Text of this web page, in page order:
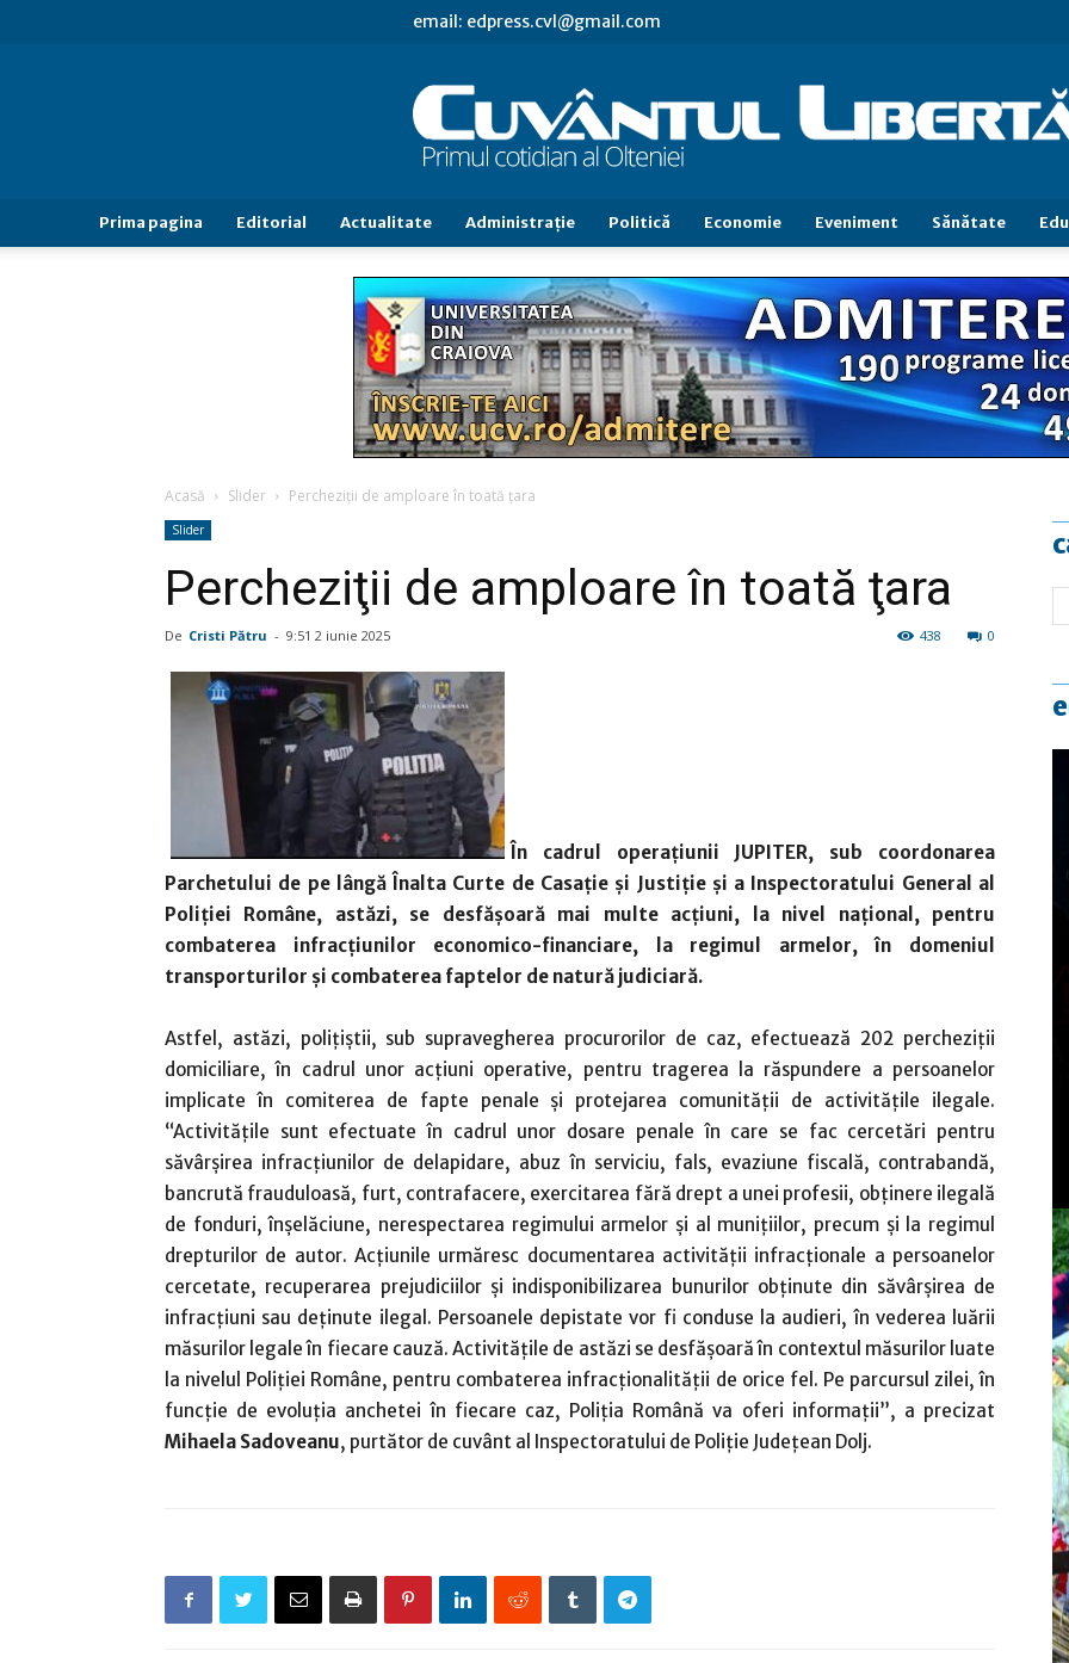
email: edpress.cvl@gmail.com
Cuvântul
Libertăţii
Prima pagina Editorial Actualitate Administraţie Politică Economie Eveniment Sănătate
Acasă Slider Percheziţii de amploare în toată ţara
Slider
Percheziţii de amploare în toată ţara
De Cristi Pătru - 9:51 2 iunie 2025 0
438
În cadrul operațiunii JUPITER, sub coordonarea
Parchetului de pe lângă Înalta Curte de Casație și Justiție și a Inspectoratului General al
Poliției Române, astăzi, se desfășoară mai multe acțiuni, la nivel național, pentru
combaterea infracțiunilor economico-financiare, la regimul armelor, în domeniul
transporturilor și combaterea faptelor de natură judiciară.
Astfel, astăzi, polițiștii, sub supravegherea procurorilor de caz, efectuează 202 percheziții
domiciliare, în cadrul unor acțiuni operative, pentru tragerea la răspundere a persoanelor
implicate în comiterea de fapte penale și protejarea comunității de activitățile ilegale.
“Activitățile sunt efectuate în cadrul unor dosare penale în care se fac cercetări pentru
săvârșirea infracțiunilor de delapidare, abuz în serviciu, fals, evaziune fiscală, contrabandă,
bancrută frauduloasă, furt, contrafacere, exercitarea fără drept a unei profesii, obținere ilegală
de fonduri, înşelăciune, nerespectarea regimului armelor și al munițiilor, precum și la regimul
drepturilor de autor. Acțiunile urmăresc documentarea activității infracționale a persoanelor
cercetate, recuperarea prejudiciilor și indisponibilizarea bunurilor obținute din săvârșirea de
infracțiuni sau deținute ilegal. Persoanele depistate vor fi conduse la audieri, în vederea luării
măsurilor legale în fiecare cauză. Activitățile de astăzi se desfășoară în contextul măsurilor luate
la nivelul Poliției Române, pentru combaterea infracționalității de orice fel. Pe parcursul zilei, în
funcție de evoluția anchetei în fiecare caz, Poliția Română va oferi informații”, a precizat
Mihaela Sadoveanu, purtător de cuvânt al Inspectoratului de Poliţie Judeţean Dolj.